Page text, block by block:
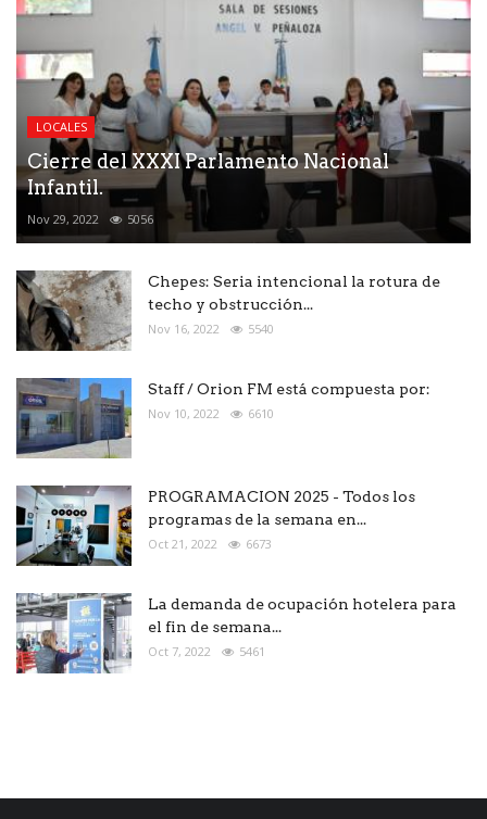
LOCALES
Cierre del XXXI Parlamento Nacional
Infantil.
Nov 29, 2022 5056
Chepes: Seria intencional la rotura de
techo y obstrucción...
Nov 16, 2022 5540
Staff / Orion FM está compuesta por:
Nov 10, 2022 6610
PROGRAMACION 2025 - Todos los
programas de la semana en...
Oct 21, 2022 6673
La demanda de ocupación hotelera para
el fin de semana...
Oct 7, 2022 5461